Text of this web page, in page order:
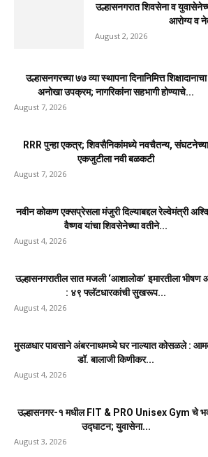
उल्हासनगरात शिवसेना व
आरोग्य व
August 2, 2026
उल्हासनगरच्या ७७ व्या स्थापना दिनानिमित्त शिक्षादानाचा
अनोखा उपक्रम; नागरिकांना सहभागी होण्याचे...
August 7, 2026
RRR पुन्हा एकत्र; शिवसैनिकांमध्ये नवचैतन्य, संघटनेच्या
एकजुटीला नवी बळकटी
August 7, 2026
नवीन कोकण एक्सप्रेसला मंजुरी दिल्याबद्दल रेल्वेमंत्री
वैष्णव यांचा शिवसेनेच्या वतीने...
August 4, 2026
उल्हासनगरातील सात मजली ‘आशालोक’ इमारतीला भीषण
: ४९ फ्लॅटधारकांची सुखरूप...
August 4, 2026
मुसळधार पावसाने अंबरनाथमध्ये घर नाल्यात कोसळले :
डॉ. बालाजी किणीकर...
August 4, 2026
उल्हासनगर-१ मधील FIT & PRO Unisex Gym चे
उद्घाटन; युवासेना...
August 3, 2026